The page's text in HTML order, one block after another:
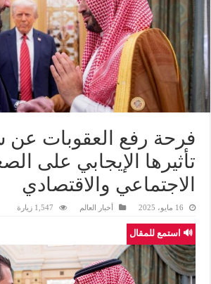
فرحة رفع العقوبات عن
تأثيرها الإيجابي على
الاجتماعي والاقتصادي
16 مايو، 2025 أخبار العالم 1,547 زيارة
🔊 استمع للمقال